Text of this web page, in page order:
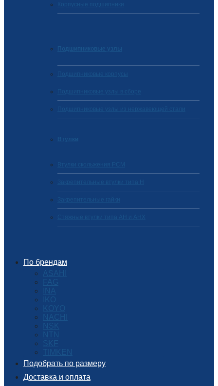
Корпусные подшипники
Подшипниковые узлы
Подшипниковые корпусы
Подшипниковые узлы в сборе
Подшипниковые узлы из нержавеющей стали
Втулки
Втулки скольжения PCM
Закрепительные втулки типа H
Закрепительные гайки
Стяжные втулки типа AH и AHX
По брендам
ASAHI
FAG
INA
IKO
KOYO
NACHI
NSK
NTN
SKF
TIMKEN
Подобрать по размеру
Доставка и оплата